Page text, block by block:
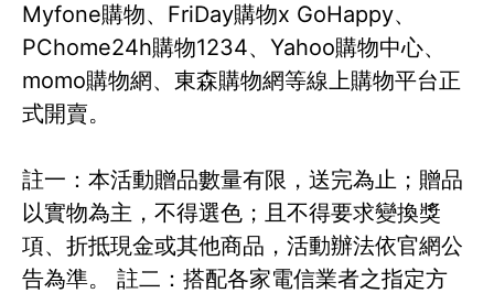
Myfone購物、FriDay購物x GoHappy、
PChome24h購物1234、Yahoo購物中心、
momo購物網、東森購物網等線上購物平台正
式開賣。
註一：本活動贈品數量有限，送完為止；贈品
以實物為主，不得選色；且不得要求變換獎
項、折抵現金或其他商品，活動辦法依官網公
告為準。 註二：搭配各家電信業者之指定方